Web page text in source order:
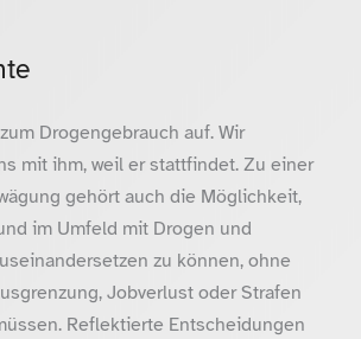
zum Drogengebrauch auf. Wir
mit ihm, weil er stattfindet. Zu einer
gehört auch die Möglichkeit,
im Umfeld mit Drogen und
zu können, ohne
Jobverlust oder Strafen
Reflektierte Entscheidungen